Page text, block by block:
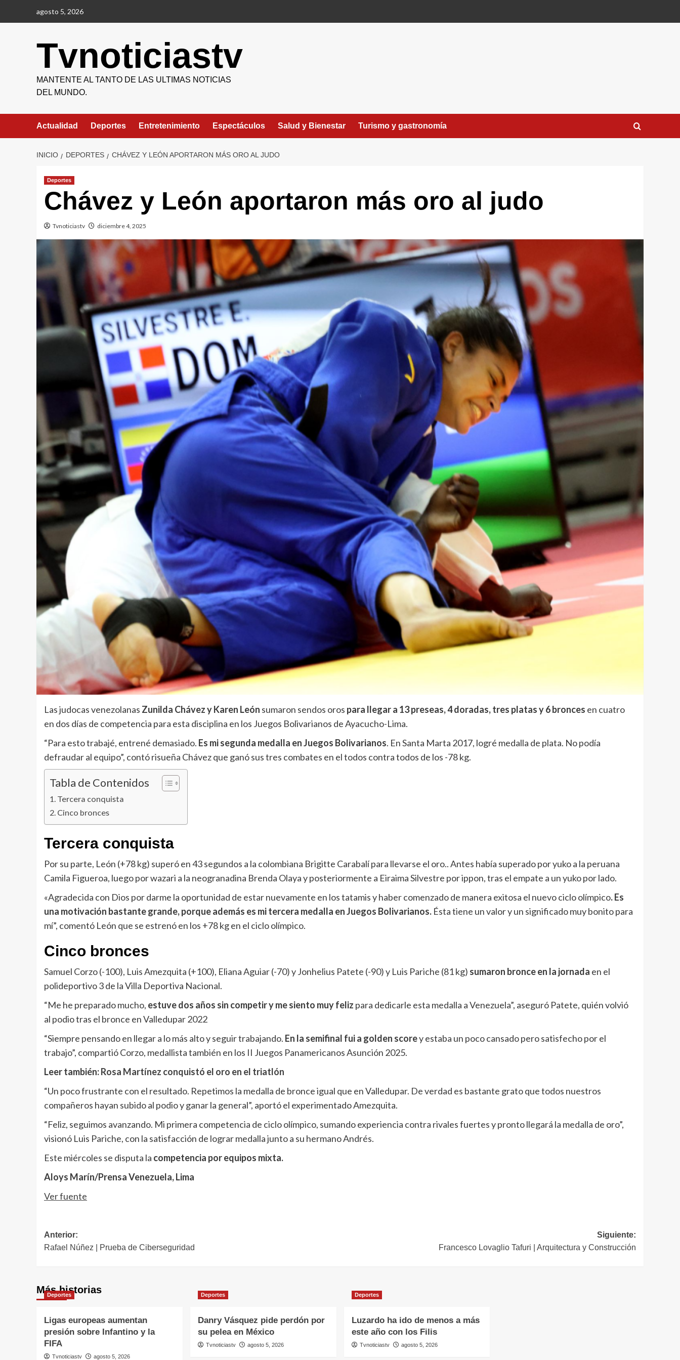
agosto 5, 2026
Tvnoticiastv
MANTENTE AL TANTO DE LAS ULTIMAS NOTICIAS
DEL MUNDO.
Actualidad Deportes Entretenimiento Espectáculos Salud y Bienestar Turismo y gastronomía
INICIO DEPORTES CHÁVEZ Y LEÓN APORTARON MÁS ORO AL JUDO
Deportes
Chávez y León aportaron más oro al judo
Tvnoticiastv diciembre 4, 2025
Las judocas venezolanas Zunilda Chávez y Karen León sumaron sendos oros para llegar a 13 preseas, 4 doradas, tres platas y 6 bronces en cuatro
en dos días de competencia para esta disciplina en los Juegos Bolivarianos de Ayacucho-Lima.
“Para esto trabajé, entrené demasiado. Es mi segunda medalla en Juegos Bolivarianos. En Santa Marta 2017, logré medalla de plata. No podía
defraudar al equipo”, contó risueña Chávez que ganó sus tres combates en el todos contra todos de los -78 kg.
Tabla de Contenidos
Tercera conquista
Cinco bronces
Tercera conquista
Por su parte, León (+78 kg) superó en 43 segundos a la colombiana Brigitte Carabalí para llevarse el oro.. Antes había superado por yuko a la peruana
Camila Figueroa, luego por wazari a la neogranadina Brenda Olaya y posteriormente a Eiraima Silvestre por ippon, tras el empate a un yuko por lado.
«Agradecida con Dios por darme la oportunidad de estar nuevamente en los tatamis y haber comenzado de manera exitosa el nuevo ciclo olímpico. Es
una motivación bastante grande, porque además es mi tercera medalla en Juegos Bolivarianos. Ésta tiene un valor y un significado muy bonito para
mí”, comentó León que se estrenó en los +78 kg en el ciclo olímpico.
Cinco bronces
Samuel Corzo (-100), Luis Amezquita (+100), Eliana Aguiar (-70) y Jonhelius Patete (-90) y Luis Pariche (81 kg) sumaron bronce en la jornada en el
polideportivo 3 de la Villa Deportiva Nacional.
“Me he preparado mucho, estuve dos años sin competir y me siento muy feliz para dedicarle esta medalla a Venezuela”, aseguró Patete, quién volvió
al podio tras el bronce en Valledupar 2022
“Siempre pensando en llegar a lo más alto y seguir trabajando. En la semifinal fui a golden scorey estaba un poco cansado pero satisfecho por el
trabajo”, compartió Corzo, medallista también en los II Juegos Panamericanos Asunción 2025.
Leer también:Rosa Martínez conquistó el oro en el triatlón
“Un poco frustrante con el resultado. Repetimos la medalla de bronce igual que en Valledupar. De verdad es bastante grato que todos nuestros
compañeros hayan subido al podio y ganar la general”, aportó el experimentado Amezquita.
“Feliz, seguimos avanzando. Mi primera competencia de ciclo olímpico, sumando experiencia contra rivales fuertes y pronto llegará la medalla de oro”,
visionó Luis Pariche, con la satisfacción de lograr medalla junto a su hermano Andrés.
Este miércoles se disputa la competencia por equipos mixta.
Aloys Marín/Prensa Venezuela, Lima
Ver fuente
Navegación
de
Anterior:
Rafael Núñez | Prueba de Ciberseguridad
Siguiente:
Francesco Lovaglio Tafuri | Arquitectura y Construcción
Más historias
Deportes
Ligas europeas aumentan
presión sobre Infantino y la
FIFA
Tvnoticiastv agosto 5, 2026
Deportes
Danry Vásquez pide perdón por
su pelea en México
Tvnoticiastv agosto 5, 2026
Deportes
Luzardo ha ido de menos a más
este año con los Filis
Tvnoticiastv agosto 5, 2026